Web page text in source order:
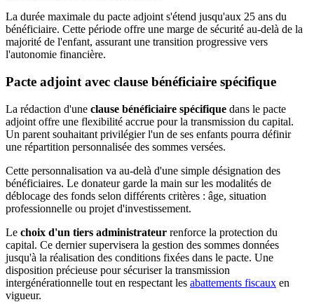
La durée maximale du pacte adjoint s'étend jusqu'aux 25 ans du
bénéficiaire. Cette période offre une marge de sécurité au-delà de la
majorité de l'enfant, assurant une transition progressive vers
l'autonomie financière.
Pacte adjoint avec clause bénéficiaire spécifique
La rédaction d'une clause bénéficiaire spécifique dans le pacte
adjoint offre une flexibilité accrue pour la transmission du capital.
Un parent souhaitant privilégier l'un de ses enfants pourra définir
une répartition personnalisée des sommes versées.
Cette personnalisation va au-delà d'une simple désignation des
bénéficiaires. Le donateur garde la main sur les modalités de
déblocage des fonds selon différents critères : âge, situation
professionnelle ou projet d'investissement.
Le choix d'un tiers administrateur renforce la protection du
capital. Ce dernier supervisera la gestion des sommes données
jusqu'à la réalisation des conditions fixées dans le pacte. Une
disposition précieuse pour sécuriser la transmission
intergénérationnelle tout en respectant les abattements fiscaux en
vigueur.